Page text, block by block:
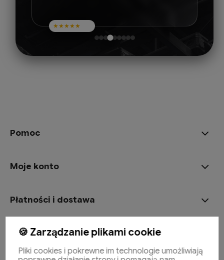
★★★★★
Pomoc
Moje konto
Płatności i dostawa
Informacje
🍪 Zarządzanie plikami cookie
Pliki cookies i pokrewne im technologie umożliwiają